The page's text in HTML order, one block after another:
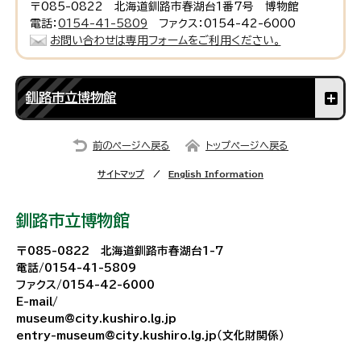
〒085-0822 北海道釧路市春湖台1番7号 博物館
電話：0154-41-5809
ファクス：0154-42-6000
お問い合わせは専用フォームをご利用ください。
釧路市立博物館
前のページへ戻る トップページへ戻る
サイトマップ English Information
釧路市立博物館
〒085-0822 北海道釧路市春湖台1-7
電話/0154-41-5809
ファクス/0154-42-6000
E-mail/
museum@city.kushiro.lg.jp
entry-museum@city.kushiro.lg.jp（文化財関係）